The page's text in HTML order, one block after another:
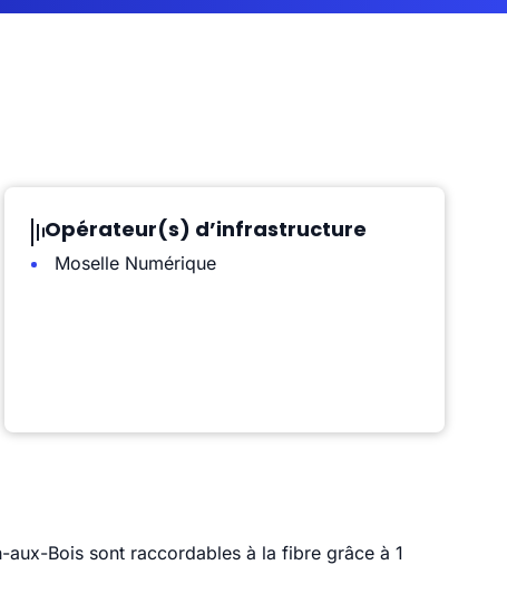
Opérateur(s) d’infrastructure
Moselle Numérique
Bois sont raccordables à la fibre grâce à 1